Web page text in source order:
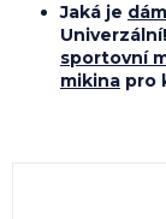
Jaká je
Univerzální!
sportovní
mikina pro